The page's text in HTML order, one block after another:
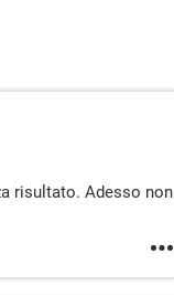
risultato. Adesso non